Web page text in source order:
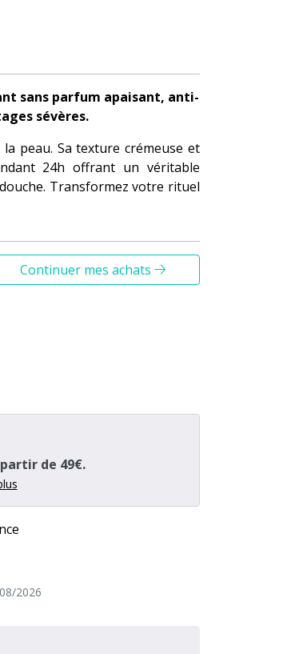
sans parfum apaisant, anti-
sévères.
peau. Sa texture crémeuse et
24h offrant un véritable
Transformez votre rituel
Continuer mes achats
de 49€.
2026